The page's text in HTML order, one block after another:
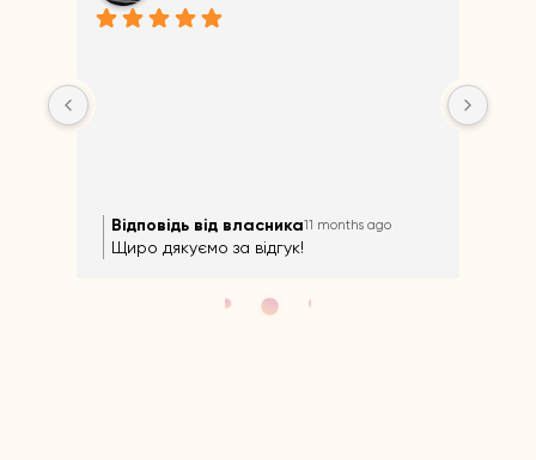
Відповідь від власника11 months ago
Щиро дякуємо за відгук!